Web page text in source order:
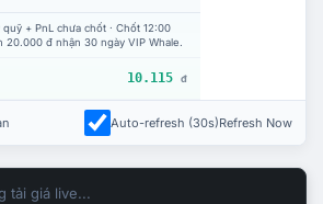
+ PnL chưa chốt · Chốt 12:00
20.000 đ nhận 30 ngày VIP Whale.
10.115 đ
Auto-refresh (30s)Refresh Now
tải giá live...